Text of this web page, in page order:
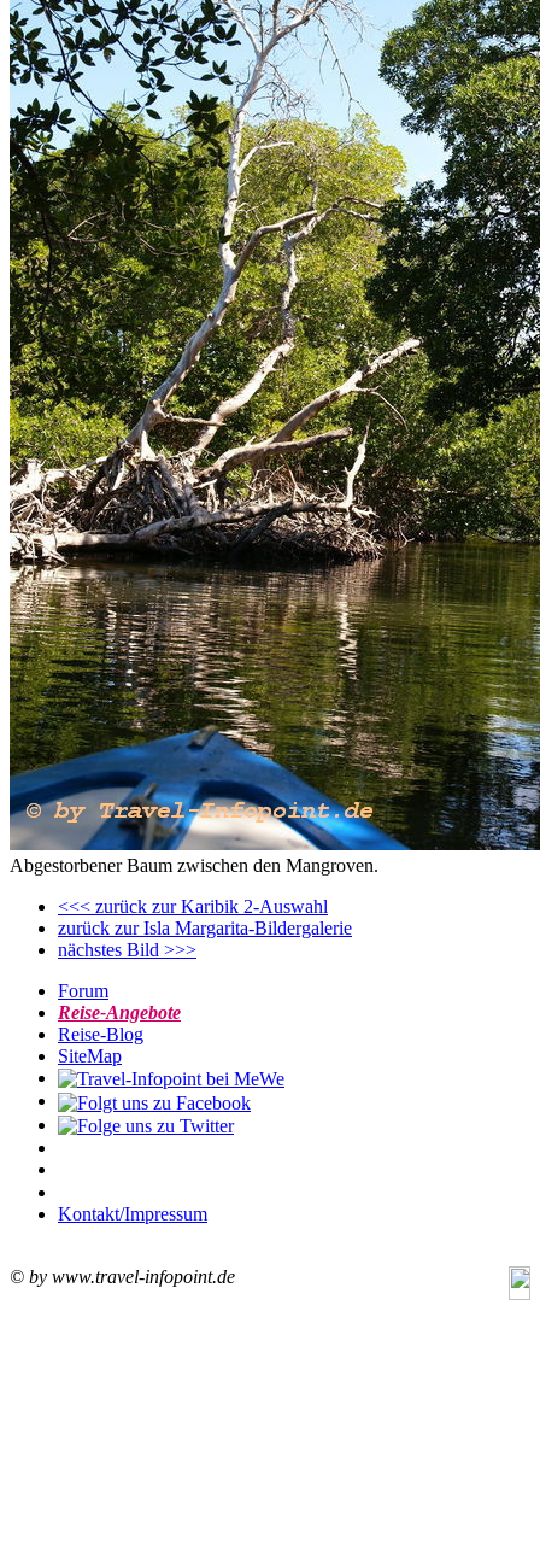
Abgestorbener Baum zwischen den Mangroven.
<<< zurück zur Karibik 2-Auswahl
zurück zur Isla Margarita-Bildergalerie
nächstes Bild >>>
Forum
Reise-Angebote
Reise-Blog
SiteMap
Kontakt/Impressum
© by www.travel-infopoint.de